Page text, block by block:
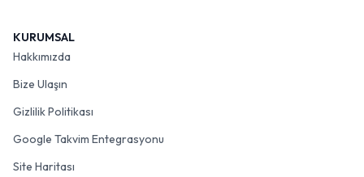
KURUMSAL
Hakkımızda
Bize Ulaşın
Gizlilik Politikası
Google Takvim Entegrasyonu
Site Haritası